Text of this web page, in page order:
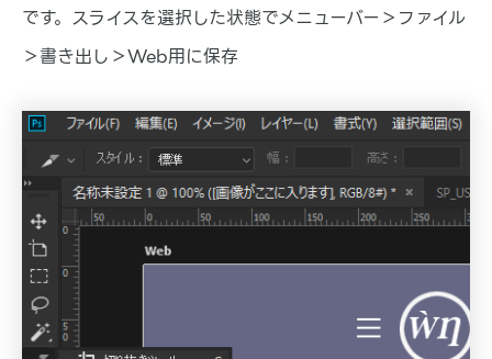
です。スライスを選択した状態でメニューバー＞ファイル
＞書き出し＞Web用に保存